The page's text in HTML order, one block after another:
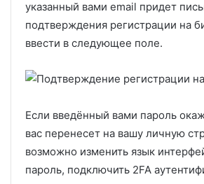
указанный вами email придет
подтверждения регистрации на
ввести в следующее поле.
Если введённый вами пароль
вас перенесет на вашу личную
возможно изменить язык
пароль, подключить 2FA